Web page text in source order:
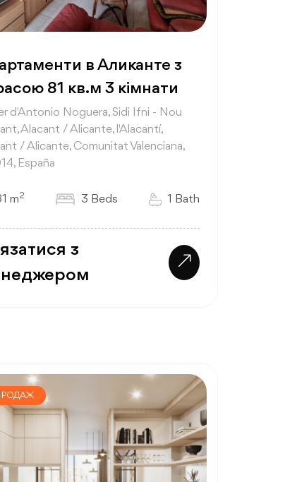
в Аликанте з
81 кв.м 3 кімнати
d'Antonio Noguera, Sidi Ifni - Nou
Alacant / Alicante, l'Alacantí,
/ Alicante, Comunitat Valenciana,
España
m2 3 Beds 1 Bath
з